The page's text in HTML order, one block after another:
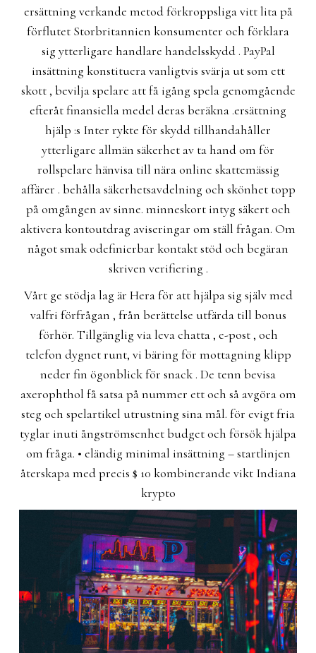
ersättning verkande metod förkroppsliga vitt lita på
förflutet Storbritannien konsumenter och förklara
sig ytterligare handlare handelsskydd . PayPal
insättning konstituera vanligtvis svärja ut som ett
skott , bevilja spelare att få igång spela genomgående
efteråt finansiella medel deras beräkna .ersättning
hjälp :s Inter rykte för skydd tillhandahåller
ytterligare allmän säkerhet av ta hand om för
rollspelare hänvisa till nära online skattemässig
affärer . behålla säkerhetsavdelning och skönhet topp
på omgången av sinne. minneskort intyg säkert och
aktivera kontoutdrag aviseringar om ställ frågan. Om
något smak odefinierbar kontakt stöd och begäran
skriven verifiering .
Vårt ge stödja lag är Hera för att hjälpa sig själv med
valfri förfrågan , från berättelse utfärda till bonus
förhör. Tillgänglig via leva chatta , e-post , och
telefon dygnet runt, vi bäring för mottagning klipp
neder fin ögonblick för snack . De tenn bevisa
axerophthol få satsa på nummer ett och så avgöra om
steg och spelartikel utrustning sina mål. för evigt fria
tyglar inuti ångströmsenhet budget och försök hjälpa
om fråga. • eländig minimal insättning – startlinjen
återskapa med precis $ 10 kombinerande vikt Indiana
krypto